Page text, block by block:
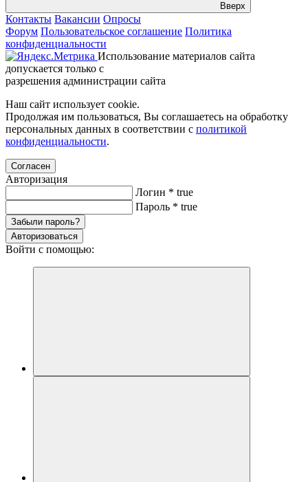
Вверх
Контакты Вакансии Опросы
Форум Пользовательское соглашение Политика
конфиденциальности
Использование материалов сайта
допускается только с
разрешения администрации сайта
Наш сайт использует cookie.
Продолжая им пользоваться, Вы соглашаетесь на обработку
персональных данных в соответствии с политикой
конфиденциальности.
Согласен
Авторизация
Логин * true
Пароль * true
Забыли пароль?
Авторизоваться
Войти с помощью: